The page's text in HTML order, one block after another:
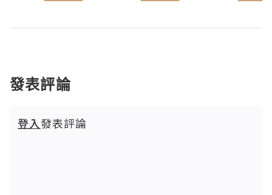
發表評論
登入發表評論